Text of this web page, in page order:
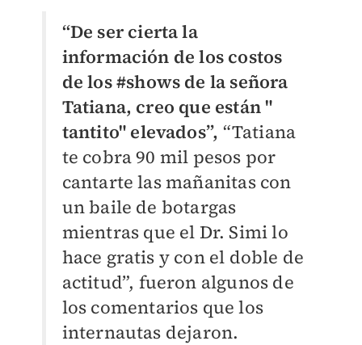
“De ser cierta la
información de los costos
de los #shows de la señora
Tatiana, creo que están "
tantito" elevados”, “Tatiana
te cobra 90 mil pesos por
cantarte las mañanitas con
un baile de botargas
mientras que el Dr. Simi lo
hace gratis y con el doble de
actitud”, fueron algunos de
los comentarios que los
internautas dejaron.